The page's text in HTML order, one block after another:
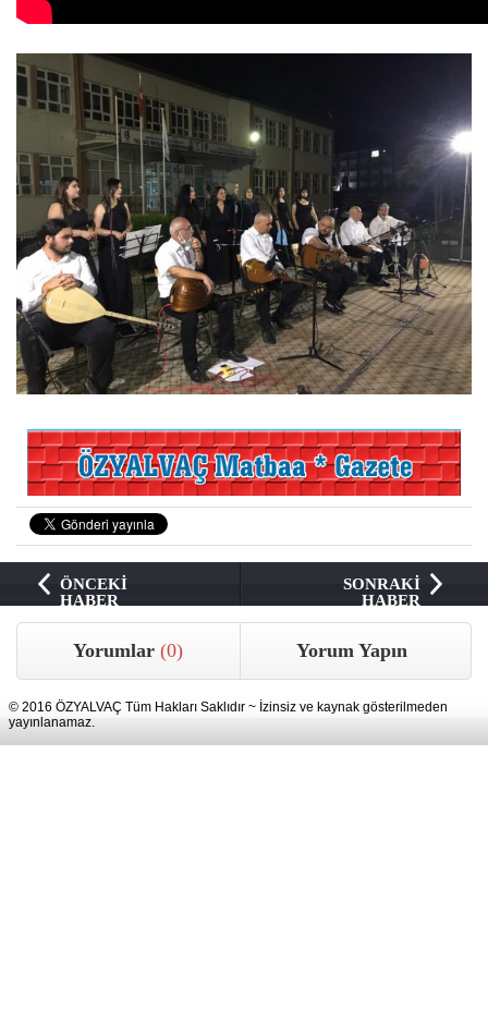
ÖNCEKİ
HABER
SONRAKİ
HABER
Yorumlar(0) Yorum Yapın
© 2016 ÖZYALVAÇ Tüm Hakları Saklıdır ~ İzinsiz ve kaynak gösterilmeden
yayınlanamaz.